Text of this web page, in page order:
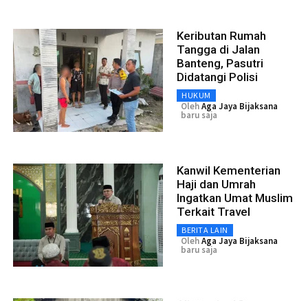
Keributan Rumah
Tangga di Jalan
Banteng, Pasutri
Didatangi Polisi
HUKUM
OlehAga Jaya Bijaksana
baru saja
Kanwil Kementerian
Haji dan Umrah
Ingatkan Umat Muslim
Terkait Travel
BERITA LAIN
OlehAga Jaya Bijaksana
baru saja